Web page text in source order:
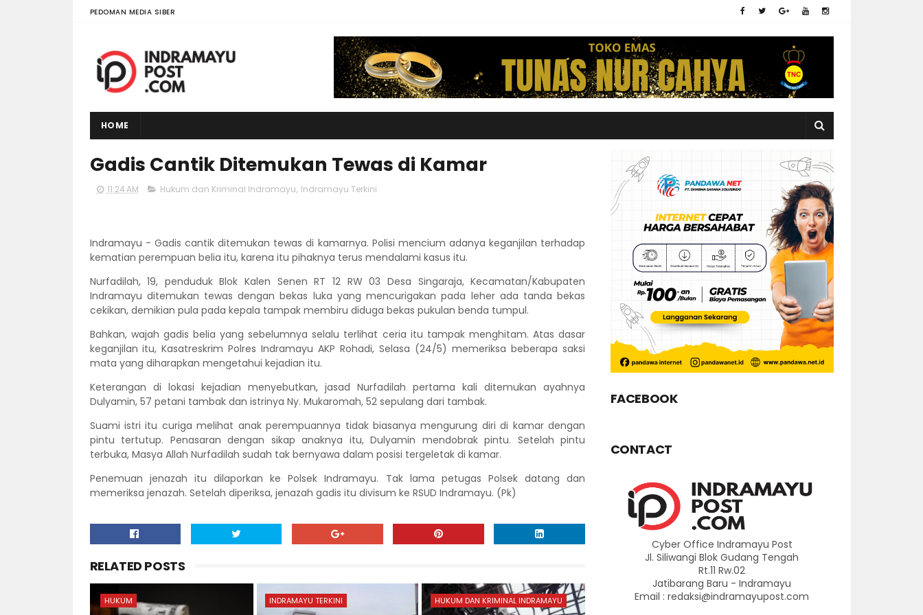
PEDOMAN MEDIA SIBER
HOME
Gadis Cantik Ditemukan Tewas di Kamar
11:24 AM Hukum dan Kriminal Indramayu, Indramayu Terkini
Indramayu - Gadis cantik ditemukan tewas di kamarnya. Polisi mencium adanya keganjilan terhadap
kematian perempuan belia itu, karena itu pihaknya terus mendalami kasus itu.
Nurfadilah, 19, penduduk Blok Kalen Senen RT 12 RW 03 Desa Singaraja, Kecamatan/Kabupaten
Indramayu ditemukan tewas dengan bekas luka yang mencurigakan pada leher ada tanda bekas
cekikan, demikian pula pada kepala tampak membiru diduga bekas pukulan benda tumpul.
Bahkan, wajah gadis belia yang sebelumnya selalu terlihat ceria itu tampak menghitam. Atas dasar
keganjilan itu, Kasatreskrim Polres Indramayu AKP Rohadi, Selasa (24/5) memeriksa beberapa saksi
mata yang diharapkan mengetahui kejadian itu.
Keterangan di lokasi kejadian menyebutkan, jasad Nurfadilah pertama kali ditemukan ayahnya
Dulyamin, 57 petani tambak dan istrinya Ny. Mukaromah, 52 sepulang dari tambak.
Suami istri itu curiga melihat anak perempuannya tidak biasanya mengurung diri di kamar dengan
pintu tertutup. Penasaran dengan sikap anaknya itu, Dulyamin mendobrak pintu. Setelah pintu
terbuka, Masya Allah Nurfadilah sudah tak bernyawa dalam posisi tergeletak di kamar.
Penemuan jenazah itu dilaporkan ke Polsek Indramayu. Tak lama petugas Polsek datang dan
memeriksa jenazah. Setelah diperiksa, jenazah gadis itu divisum ke RSUD Indramayu. (Pk)
RELATED POSTS
HUKUM INDRAMAYU TERKINI HUKUM DAN KRIMINAL INDRAMAYU
FACEBOOK
CONTACT
Cyber Office Indramayu Post
Jl. Siliwangi Blok Gudang Tengah
Rt.11 Rw.02
Jatibarang Baru - Indramayu
Email : redaksi@indramayupost.com